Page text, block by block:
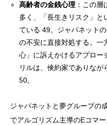
高齢者の金銭心理 ：この
多く、「長生きリスク」と
ている 49。ジャパネット
の不安に直接対処する。一
心」に訴えかけるアプロー
リルは、倹約家でありなが
50。
ジャパネットと夢グループの
でアルゴリズム主導のEコマ